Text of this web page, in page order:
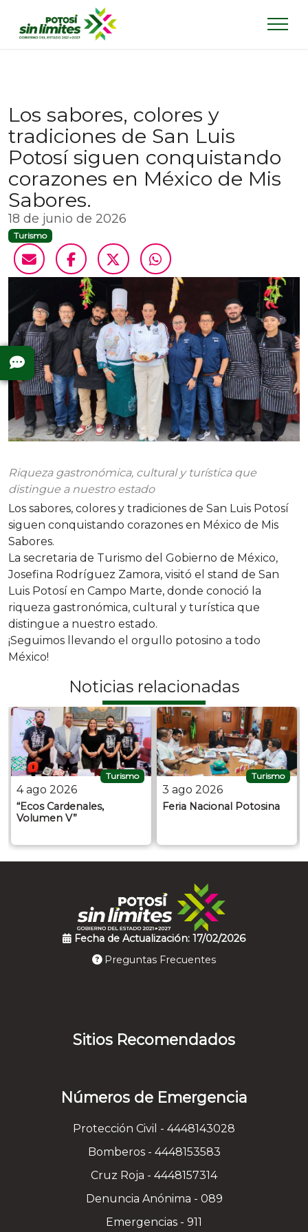
Los sabores, colores y
tradiciones de San Luis
Potosí siguen conquistando
corazones en México de Mis
Sabores.
18 de junio de 2026
Turismo
Riqueza gastronómica, cultural y turística que
distingue a nuestro estado
Los sabores, colores y tradiciones de San Luis Potosí
siguen conquistando corazones en México de Mis
Sabores.
La secretaria de Turismo del Gobierno de México,
Josefina Rodríguez Zamora, visitó el stand de San
Luis Potosí en Campo Marte, donde conoció la
riqueza gastronómica, cultural y turística que
distingue a nuestro estado.
¡Seguimos llevando el orgullo potosino a todo
México!
Noticias relacionadas
Turismo
4 ago 2026
“Ecos Cardenales,
Volumen V”
Turismo
3 ago 2026
Feria Nacional Potosina
Fecha de Actualización: 17/02/2026
Preguntas Frecuentes
Sitios Recomendados
Números de Emergencia
Protección Civil - 4448143028
Bomberos - 4448153583
Cruz Roja - 4448157314
Denuncia Anónima - 089
Emergencias - 911